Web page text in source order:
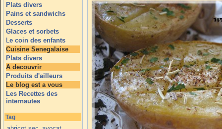
Plats divers
Pains et sandwichs
Desserts
Glaces et sorbets
Le coin des enfants
Cuisine Senegalaise
Plats divers
A decouvrir
Produits d'ailleurs
Le blog est a vous
Les Recettes des
internautes
Tag